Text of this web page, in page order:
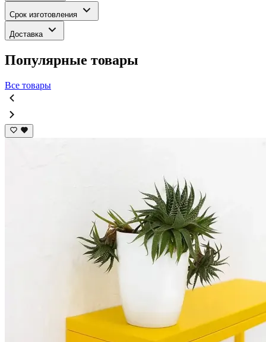
Срок изготовления
Доставка
Популярные товары
Все товары